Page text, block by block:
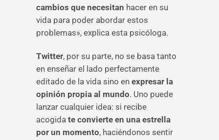
cambios que necesitan hacer en su
vida para poder abordar estos
problemas», explica esta psicóloga.
Twitter, por su parte, no se basa tanto
en enseñar el lado perfectamente
editado de la vida sino en expresar la
opinión propia al mundo. Uno puede
lanzar cualquier idea: si recibe
acogida te convierte en una estrella
por un momento, haciéndonos sentir